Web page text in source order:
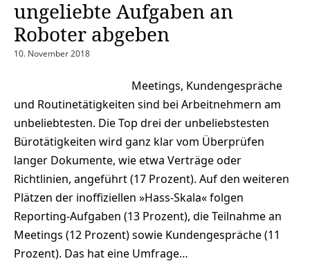
ungeliebte Aufgaben an
Roboter abgeben
10. November 2018
Meetings, Kundengespräche
und Routinetätigkeiten sind bei Arbeitnehmern am
unbeliebtesten. Die Top drei der unbeliebstesten
Bürotätigkeiten wird ganz klar vom Überprüfen
langer Dokumente, wie etwa Verträge oder
Richtlinien, angeführt (17 Prozent). Auf den weiteren
Plätzen der inoffiziellen »Hass-Skala« folgen
Reporting-Aufgaben (13 Prozent), die Teilnahme an
Meetings (12 Prozent) sowie Kundengespräche (11
Prozent). Das hat eine Umfrage…